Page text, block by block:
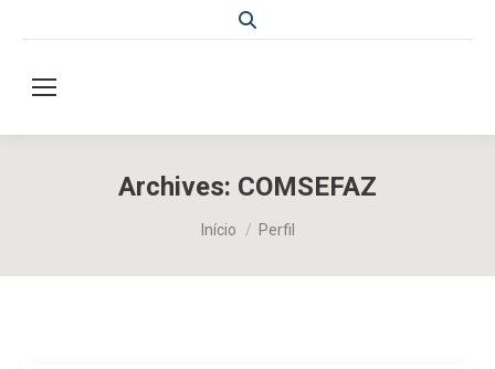
Search:
Archives: COMSEFAZ
Início Perfil